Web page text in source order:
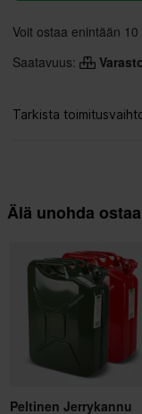
Voit ostaa enintään
Saatavuus:
Älä unohda ostaa
Peltinen Jerrykannu